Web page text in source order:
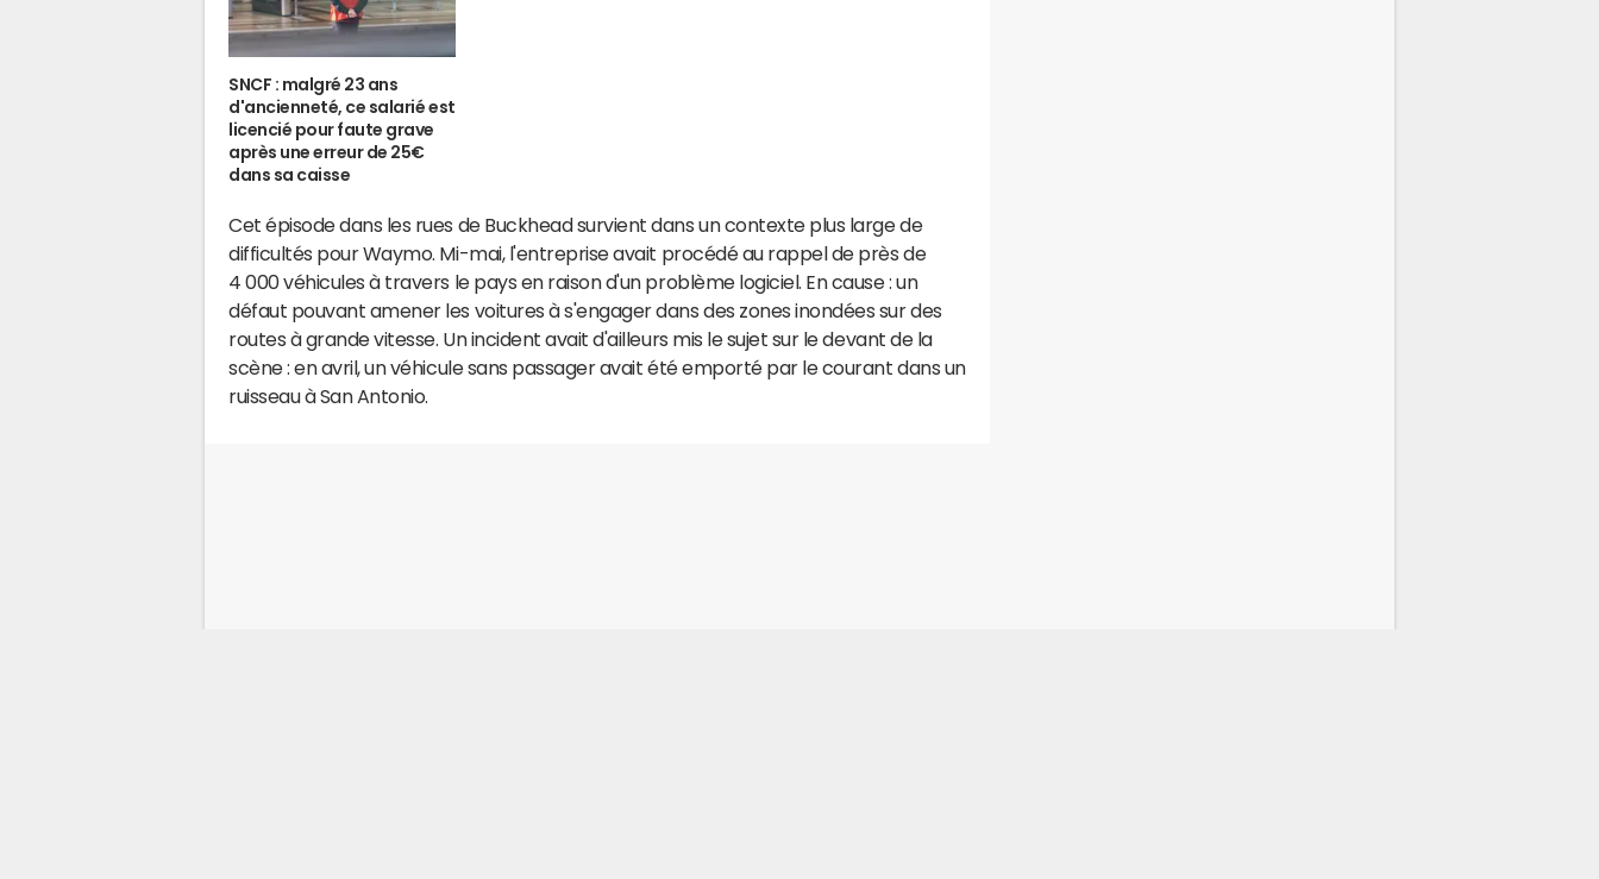
SNCF : malgré 23 ans
d'ancienneté, ce salarié est
licencié pour faute grave
après une erreur de 25€
dans sa caisse
Cet épisode dans les rues de Buckhead survient dans un contexte plus large de
difficultés pour Waymo. Mi-mai, l'entreprise avait procédé au rappel de près de
4 000 véhicules à travers le pays en raison d'un problème logiciel. En cause : un
défaut pouvant amener les voitures à s'engager dans des zones inondées sur des
routes à grande vitesse. Un incident avait d'ailleurs mis le sujet sur le devant de la
scène : en avril, un véhicule sans passager avait été emporté par le courant dans un
ruisseau à San Antonio.